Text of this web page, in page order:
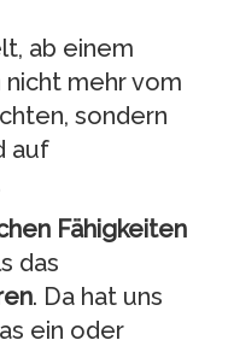
ab einem
mehr vom
sondern
auf
Fähigkeiten
das
. Da hat uns
ein oder